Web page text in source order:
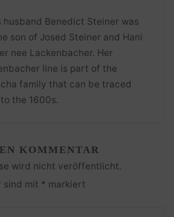
husband Benedict Steiner was
son of Josed Steiner and Hani
nee Lackenbacher. Her
line is part of the
family that can be traced
the 1600s.
KOMMENTAR
wird nicht veröffentlicht.
sind mit * markiert